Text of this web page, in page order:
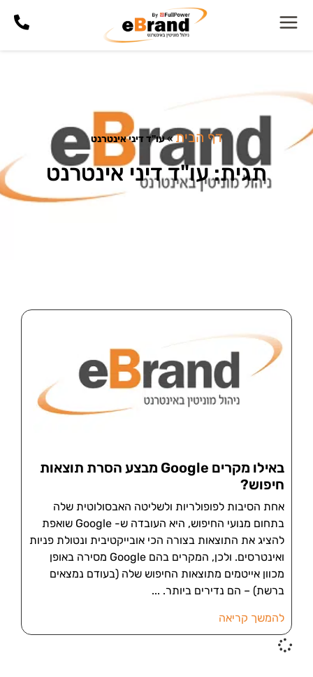
דף הבית»עו"ד דיני אינטרנט
תגית: עו"ד דיני אינטרנט
באילו מקרים Google מבצע הסרת תוצאות
חיפוש?
אחת הסיבות לפופולריות ולשליטה האבסולוטית שלה
בתחום מנועי החיפוש, היא העובדה ש- Google שואפת
להציג את התוצאות בצורה הכי אובייקטיבית ונטולת פניות
ואינטרסים. ולכן, המקרים בהם Google מסירה באופן
מכוון אייטמים מתוצאות החיפוש שלה (בעודם נמצאים
ברשת) – הם נדירים ביותר.
להמשך קריאה